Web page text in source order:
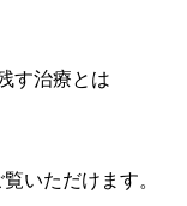
す治療とは
いただけます。